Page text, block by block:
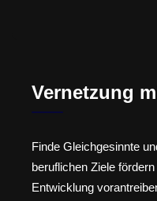
Vernetzung
Finde Gleichgesinnte
beruflichen Ziele
Entwicklung